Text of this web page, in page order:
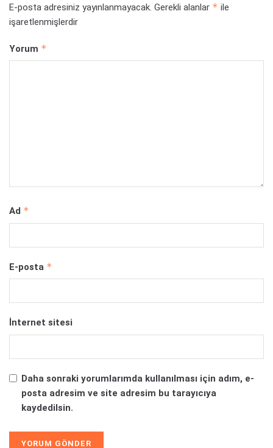
E-posta adresiniz yayınlanmayacak. Gerekli alanlar * ile
işaretlenmişlerdir
Yorum *
Ad *
E-posta *
İnternet sitesi
Daha sonraki yorumlarımda kullanılması için adım, e-
posta adresim ve site adresim bu tarayıcıya
kaydedilsin.